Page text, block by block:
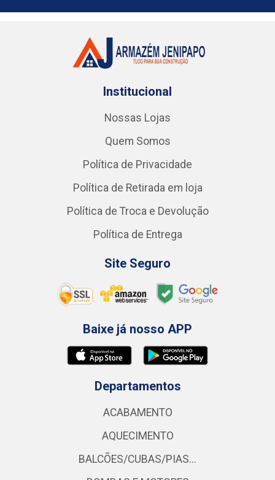
Institucional
Nossas Lojas
Quem Somos
Política de Privacidade
Política de Retirada em loja
Política de Troca e Devolução
Política de Entrega
Site Seguro
Baixe já nosso APP
Departamentos
ACABAMENTO
AQUECIMENTO
BALCÕES/CUBAS/PIAS...